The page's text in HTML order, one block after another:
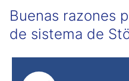
Buenas razones
de sistema de